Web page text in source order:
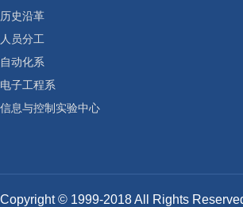
历史沿革
人员分工
自动化系
电子工程系
信息与控制实验中心
Copyright © 1999-2018 All Rights